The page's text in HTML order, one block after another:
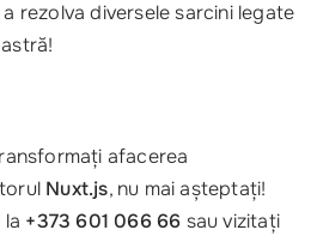
rezolva diversele sarcini legate
afacerea
Nuxt.js, nu mai așteptați!
+373 601 066 66 sau vizitați